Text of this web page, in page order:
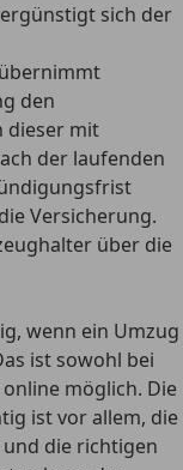
sich der
den
dieser mit
der laufenden
Versicherung.
über die
wenn ein Umzug
ist sowohl bei
möglich. Die
ist vor allem, die
die richtigen